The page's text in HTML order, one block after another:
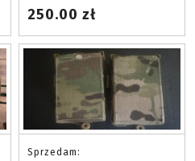
250.00 zł
Sprzedam: